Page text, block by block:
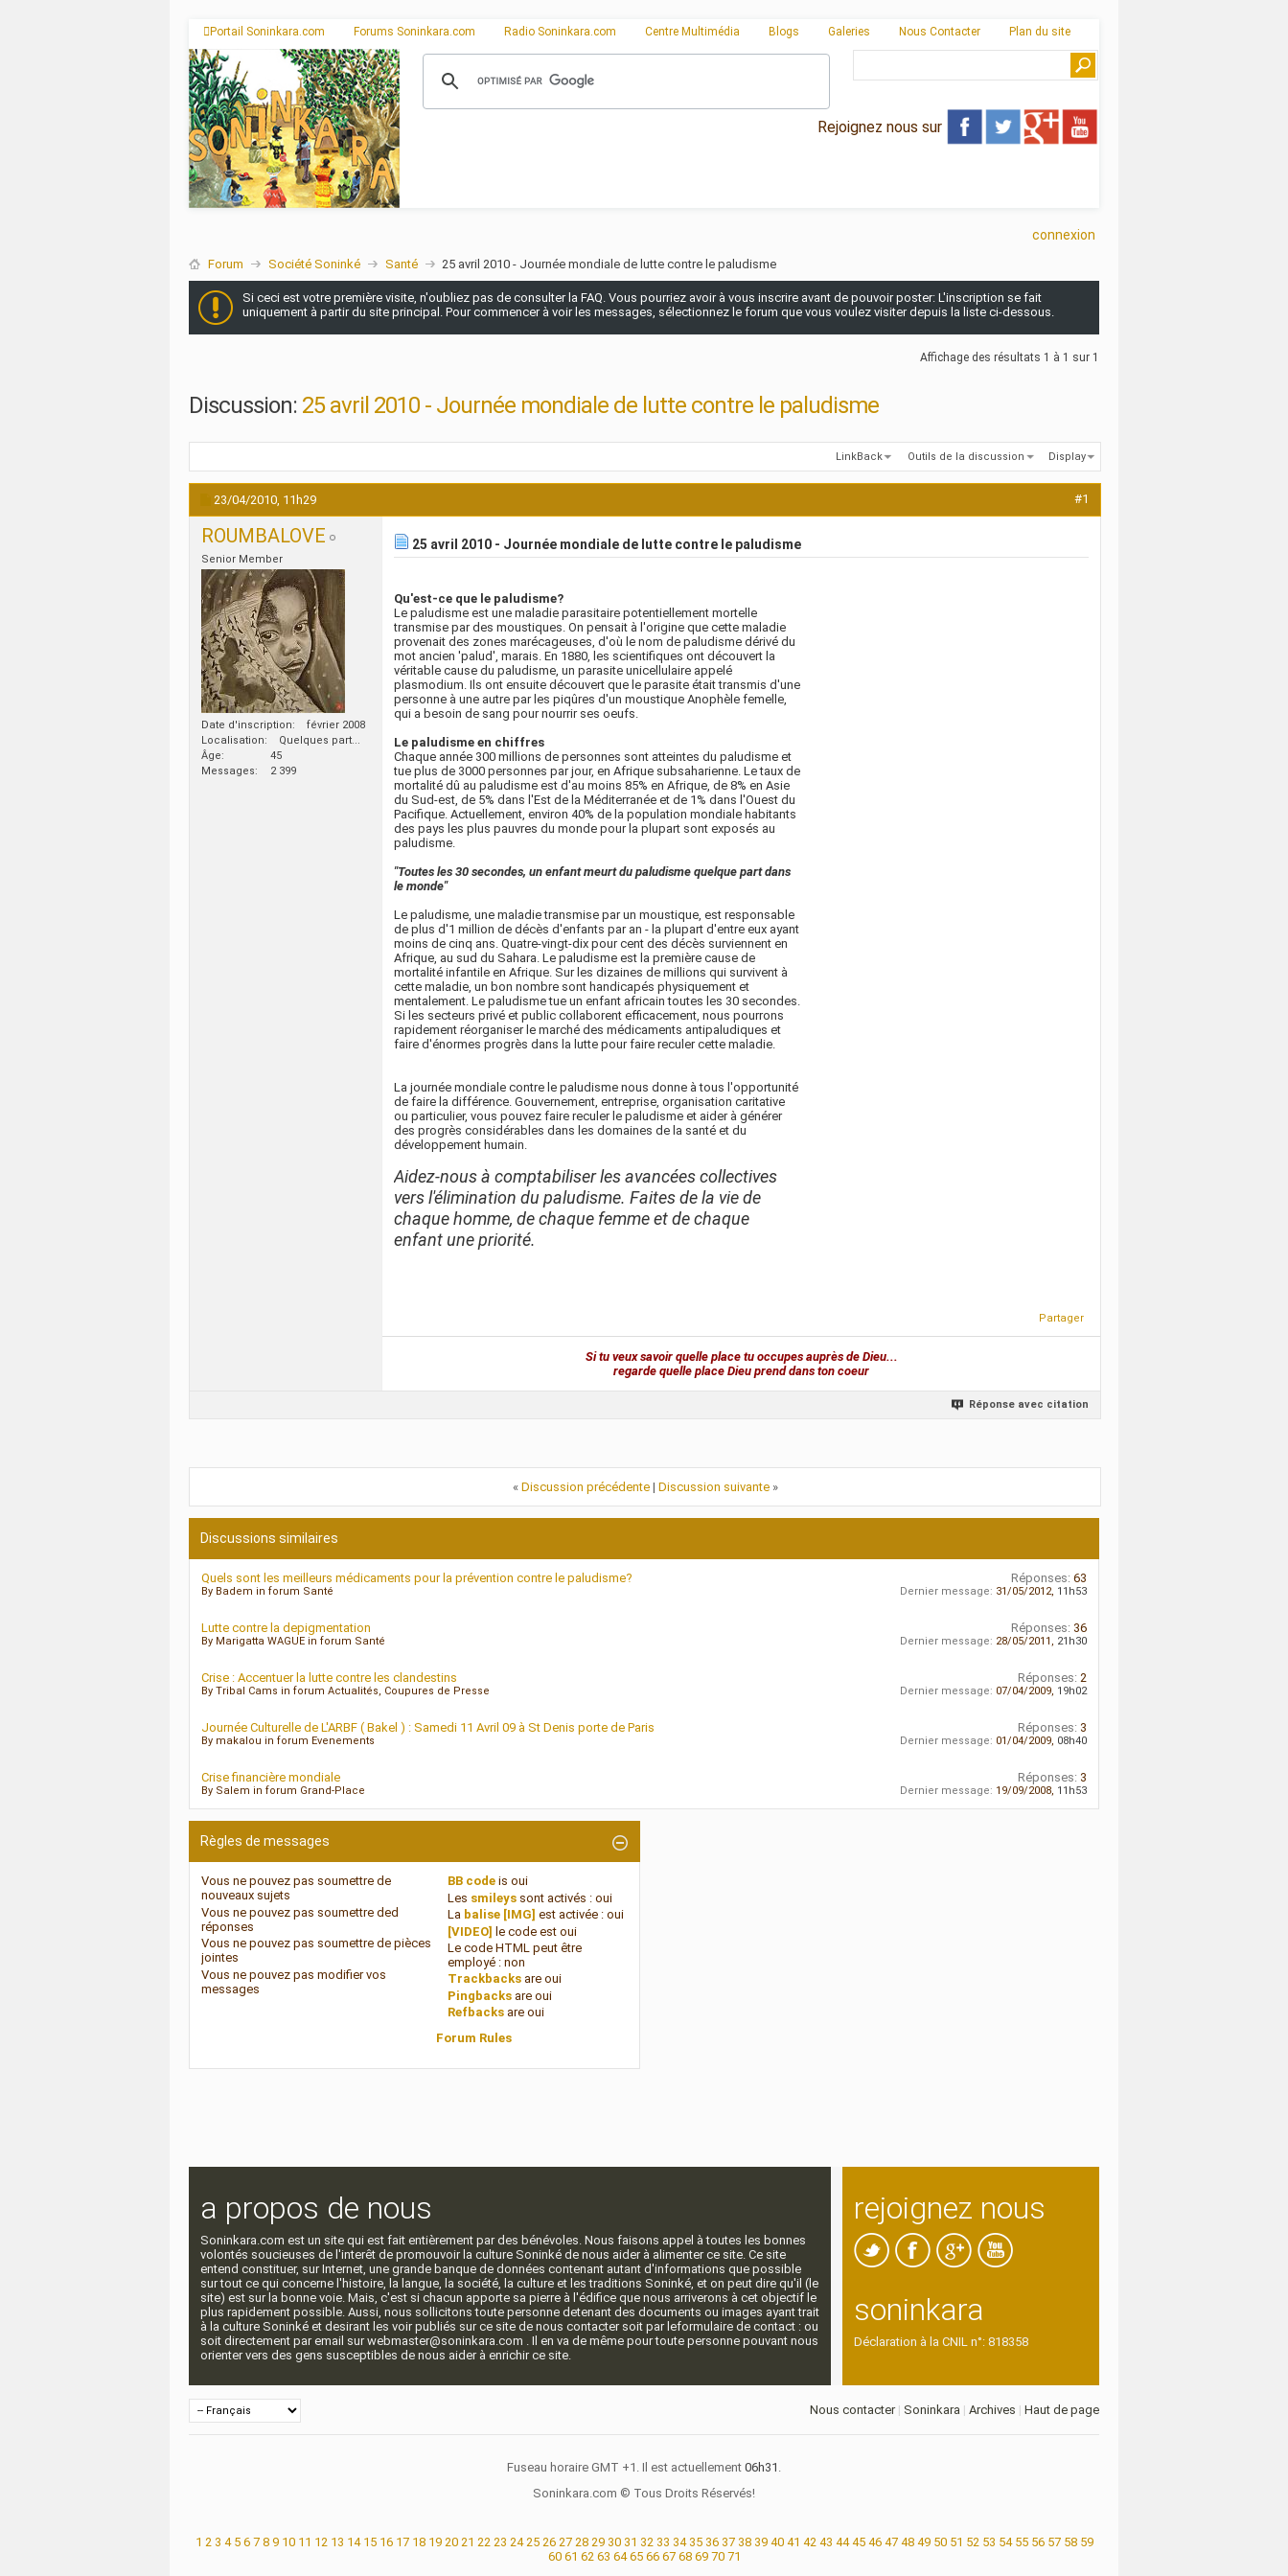
Portail Soninkara.com Forums Soninkara.com Radio Soninkara.com Centre Multimédia Blogs Galeries Nous Contacter Plan du site
Rejoignez nous sur
connexion
Forum Société Soninké Santé 25 avril 2010 - Journée mondiale de lutte contre le paludisme
Si ceci est votre première visite, n'oubliez pas de consulter la FAQ. Vous pourriez avoir à vous inscrire avant de pouvoir poster: L'inscription se fait
uniquement à partir du site principal. Pour commencer à voir les messages, sélectionnez le forum que vous voulez visiter depuis la liste ci-dessous.
Affichage des résultats 1 à 1 sur 1
Discussion: 25 avril 2010 - Journée mondiale de lutte contre le paludisme
LinkBack Outils de la discussion Display
23/04/2010, 11h29 #1
ROUMBALOVE
Senior Member
Date d'inscription
février 2008
Localisation
Quelques part...
Âge
45
Messages
2 399
25 avril 2010 - Journée mondiale de lutte contre le paludisme
Qu'est-ce que le paludisme?
Le paludisme est une maladie parasitaire potentiellement mortelle
transmise par des moustiques. On pensait à l'origine que cette maladie
provenait des zones marécageuses, d'où le nom de paludisme dérivé du
mot ancien 'palud', marais. En 1880, les scientifiques ont découvert la
véritable cause du paludisme, un parasite unicellulaire appelé
plasmodium. Ils ont ensuite découvert que le parasite était transmis d'une
personne à une autre par les piqûres d'un moustique Anophèle femelle,
qui a besoin de sang pour nourrir ses oeufs.
Le paludisme en chiffres
Chaque année 300 millions de personnes sont atteintes du paludisme et
tue plus de 3000 personnes par jour, en Afrique subsaharienne. Le taux de
mortalité dû au paludisme est d'au moins 85% en Afrique, de 8% en Asie
du Sud-est, de 5% dans l'Est de la Méditerranée et de 1% dans l'Ouest du
Pacifique. Actuellement, environ 40% de la population mondiale habitants
des pays les plus pauvres du monde pour la plupart sont exposés au
paludisme.
"Toutes les 30 secondes, un enfant meurt du paludisme quelque part dans
le monde"
Le paludisme, une maladie transmise par un moustique, est responsable
de plus d'1 million de décès d'enfants par an - la plupart d'entre eux ayant
moins de cinq ans. Quatre-vingt-dix pour cent des décès surviennent en
Afrique, au sud du Sahara. Le paludisme est la première cause de
mortalité infantile en Afrique. Sur les dizaines de millions qui survivent à
cette maladie, un bon nombre sont handicapés physiquement et
mentalement. Le paludisme tue un enfant africain toutes les 30 secondes.
Si les secteurs privé et public collaborent efficacement, nous pourrons
rapidement réorganiser le marché des médicaments antipaludiques et
faire d'énormes progrès dans la lutte pour faire reculer cette maladie.
La journée mondiale contre le paludisme nous donne à tous l'opportunité
de faire la différence. Gouvernement, entreprise, organisation caritative
ou particulier, vous pouvez faire reculer le paludisme et aider à générer
des progrès considérables dans les domaines de la santé et du
développement humain.
Aidez-nous à comptabiliser les avancées collectives
vers l'élimination du paludisme. Faites de la vie de
chaque homme, de chaque femme et de chaque
enfant une priorité.
Partager
Si tu veux savoir quelle place tu occupes auprès de Dieu...
regarde quelle place Dieu prend dans ton coeur
Réponse avec citation
« Discussion précédente| Discussion suivante »
Discussions similaires
Quels sont les meilleurs médicaments pour la prévention contre le paludisme?
By Badem in forum Santé
Réponses: 63
Dernier message: 31/05/2012, 11h53
Lutte contre la depigmentation
By Marigatta WAGUE in forum Santé
Réponses: 36
Dernier message: 28/05/2011, 21h30
Crise : Accentuer la lutte contre les clandestins
By Tribal Cams in forum Actualités, Coupures de Presse
Réponses: 2
Dernier message: 07/04/2009, 19h02
Journée Culturelle de L'ARBF ( Bakel ) : Samedi 11 Avril 09 à St Denis porte de Paris
By makalou in forum Evenements
Réponses: 3
Dernier message: 01/04/2009, 08h40
Crise financière mondiale
By Salem in forum Grand-Place
Réponses: 3
Dernier message: 19/09/2008, 11h53
Règles de messages
Vous ne pouvez pas soumettre de
nouveaux sujets
Vous ne pouvez pas soumettre ded
réponses
Vous ne pouvez pas soumettre de pièces
jointes
Vous ne pouvez pas modifier vos
messages
BB codeis oui
Les smileyssont activés : oui
La balise [IMG] est activée : oui
[VIDEO] le code est oui
Le code HTML peut être
employé : non
Trackbacksare oui
Pingbacksare oui
Refbacksare oui
Forum Rules
a propos de nous
Soninkara.com est un site qui est fait entièrement par des bénévoles. Nous faisons appel à toutes les bonnes
volontés soucieuses de l'interêt de promouvoir la culture Soninké de nous aider à alimenter ce site. Ce site
entend constituer, sur Internet, une grande banque de données contenant autant d'informations que possible
sur tout ce qui concerne l'histoire, la langue, la société, la culture et les traditions Soninké, et on peut dire qu'il (le
site) est sur la bonne voie. Mais, c'est si chacun apporte sa pierre à l'édifice que nous arriverons à cet objectif le
plus rapidement possible. Aussi, nous sollicitons toute personne detenant des documents ou images ayant trait
à la culture Soninké et desirant les voir publiés sur ce site de nous contacter soit par leformulaire de contact : ou
soit directement par email sur webmaster@soninkara.com . Il en va de même pour toute personne pouvant nous
orienter vers des gens susceptibles de nous aider à enrichir ce site.
rejoignez nous
soninkara
Déclaration à la CNIL n°: 818358
Nous contacter| Soninkara | Archives | Haut de page
Fuseau horaire GMT +1. Il est actuellement 06h31 .
Soninkara.com © Tous Droits Réservés!
1 2 3 4 5 6 7 8 9 10 11 12 13 14 15 16 17 18 19 20 21 22 23 24 25 26 27 28 29 30 31 32 33 34 35 36 37 38 39 40 41 42 43 44 45 46 47 48 49 50 51 52 53 54 55 56 57 58 59
60 61 62 63 64 65 66 67 68 69 70 71